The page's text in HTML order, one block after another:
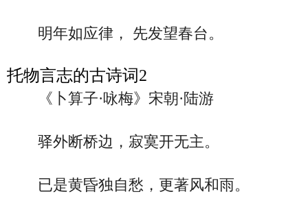
明年如应律， 先发望春台。
托物言志的古诗词2
《卜算子·咏梅》宋朝·陆游
驿外断桥边，寂寞开无主。
已是黄昏独自愁，更著风和雨。